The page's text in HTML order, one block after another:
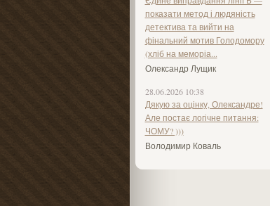
показати метод і людяність
детектива та вийти на
фінальний мотив Голодомору
(хліб на меморіа...
Олександр Лущик
28.06.2026 10:38
Дякую за оцінку, Олександре!
Але постає логічне питання:
ЧОМУ? )))
Володимир Коваль